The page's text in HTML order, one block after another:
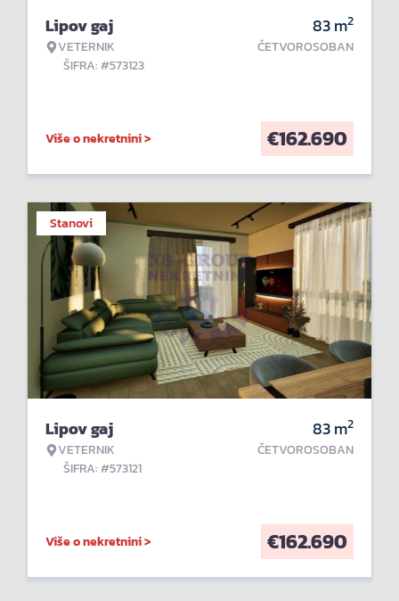
Lipov gaj
VETERNIK
ŠIFRA: #573123
83m2
ČETVOROSOBAN
Više o nekretnini > €162.690
Stanovi
Lipov gaj
VETERNIK
ŠIFRA: #573121
83m2
ČETVOROSOBAN
Više o nekretnini > €162.690